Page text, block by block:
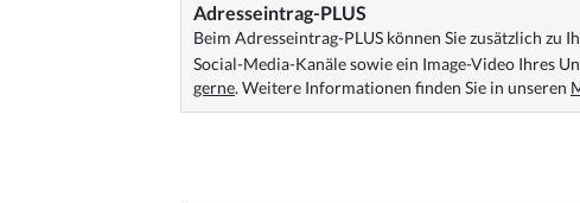
Adresseintrag-PLUS
Beim Adresseintrag-PLUS können Sie zusätzlich zu
Social-Media-Kanäle sowie ein Image-Video Ihres
gerne. Weitere Informationen finden Sie in unseren